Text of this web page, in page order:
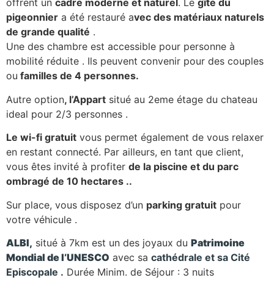
offrent un cadre moderne et naturel. Le gîte du
pigeonnier a été restauré avec des matériaux naturels
de grande qualité .
Une des chambre est accessible pour personne à
mobilité réduite . Ils peuvent convenir pour des couples
ou familles de 4 personnes.
Autre option, l’Appart situé au 2eme étage du chateau
ideal pour 2/3 personnes .
Le wi-fi gratuit vous permet également de vous relaxer
en restant connecté. Par ailleurs, en tant que client,
vous êtes invité à profiter de la piscine et du parc
ombragé de 10 hectares ..
Sur place, vous disposez d’un parking gratuit pour
votre véhicule .
ALBI, situé à 7km est un des joyaux du Patrimoine
Mondial de l’UNESCO avec sa cathédrale et sa Cité
Episcopale . Durée Minim. de Séjour : 3 nuits